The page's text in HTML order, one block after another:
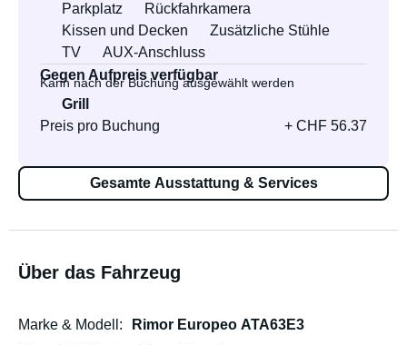
Parkplatz
Rückfahrkamera
Kissen und Decken
Zusätzliche Stühle
TV
AUX-Anschluss
Gegen Aufpreis verfügbar
Kann nach der Buchung ausgewählt werden
Grill
Preis pro Buchung
+ CHF 56.37
Gesamte Ausstattung & Services
Über das Fahrzeug
Marke & Modell
Rimor Europeo ATA63E3